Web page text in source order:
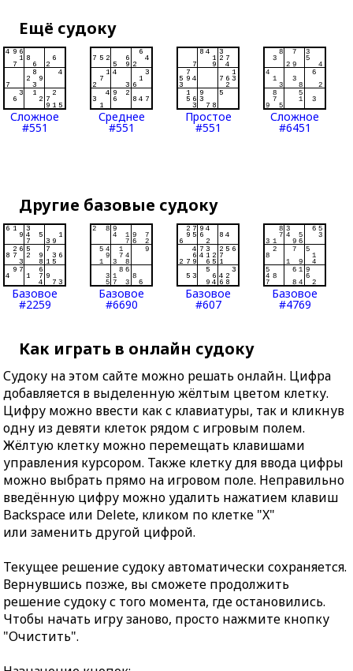
Ещё судоку
Сложное
#551
Среднее
#551
Простое
#551
Сложное
#6451
Другие базовые судоку
Базовое
#2259
Базовое
#6690
Базовое
#607
Базовое
#4769
Как играть в онлайн судоку
Судоку на этом сайте можно решать онлайн. Цифра
добавляется в выделенную жёлтым цветом клетку.
Цифру можно ввести как с клавиатуры, так и кликнув
одну из девяти клеток рядом с игровым полем.
Жёлтую клетку можно перемещать клавишами
управления курсором. Также клетку для ввода цифры
можно выбрать прямо на игровом поле. Неправильно
введённую цифру можно удалить нажатием клавиш
Backspace или Delete, кликом по клетке "X"
или заменить другой цифрой.
Текущее решение судоку автоматически сохраняется.
Вернувшись позже, вы сможете продолжить
решение судоку с того момента, где остановились.
Чтобы начать игру заново, просто нажмите кнопку
"Очистить".